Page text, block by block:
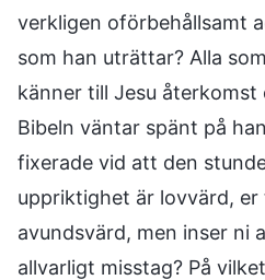
verkligen oförbehållsamt
som han uträttar? Alla
känner till Jesu återkomst
Bibeln väntar spänt på
fixerade vid att den
uppriktighet är lovvärd, er
avundsvärd, men inser ni
allvarligt misstag? På